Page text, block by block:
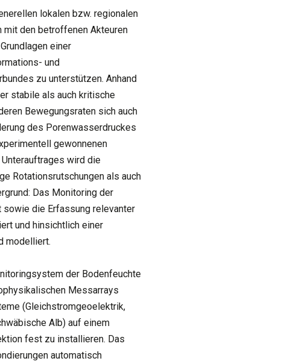
lokalen bzw. regionalen
den betroffenen Akteuren
einer
und
zu unterstützen. Anhand
stabile als auch kritische
Bewegungsraten sich auch
des Porenwasserdruckes
gewonnenen
wird die
Rotationsrutschungen als auch
Das Monitoring der
sowie die Erfassung relevanter
und hinsichtlich einer
modelliert.
der Bodenfeuchte
Messarrays
(Gleichstromgeoelektrik,
Alb) auf einem
fest zu installieren. Das
automatisch